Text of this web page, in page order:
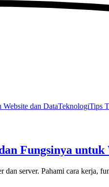
Website dan DataTeknologiTips
Fungsinya untuk
server. Pahami cara kerja,